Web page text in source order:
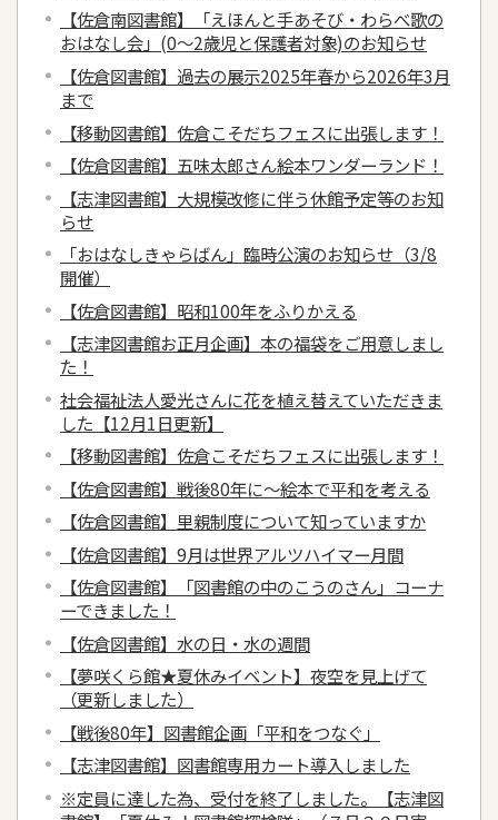
【佐倉南図書館】「えほんと手あそび・わらべ歌の
おはなし会」(0～2歳児と保護者対象)のお知らせ
【佐倉図書館】過去の展示2025年春から2026年3月
まで
【移動図書館】佐倉こそだちフェスに出張します！
【佐倉図書館】五味太郎さん絵本ワンダーランド！
【志津図書館】大規模改修に伴う休館予定等のお知
らせ
「おはなしきゃらばん」臨時公演のお知らせ（3/8
開催）
【佐倉図書館】昭和100年をふりかえる
【志津図書館お正月企画】本の福袋をご用意しまし
た！
社会福祉法人愛光さんに花を植え替えていただきま
した【12月1日更新】
【移動図書館】佐倉こそだちフェスに出張します！
【佐倉図書館】戦後80年に～絵本で平和を考える
【佐倉図書館】里親制度について知っていますか
【佐倉図書館】9月は世界アルツハイマー月間
【佐倉図書館】「図書館の中のこうのさん」コーナ
ーできました！
【佐倉図書館】水の日・水の週間
【夢咲くら館★夏休みイベント】夜空を見上げて
（更新しました）
【戦後80年】図書館企画「平和をつなぐ」
【志津図書館】図書館専用カート導入しました
※定員に達した為、受付を終了しました。【志津図